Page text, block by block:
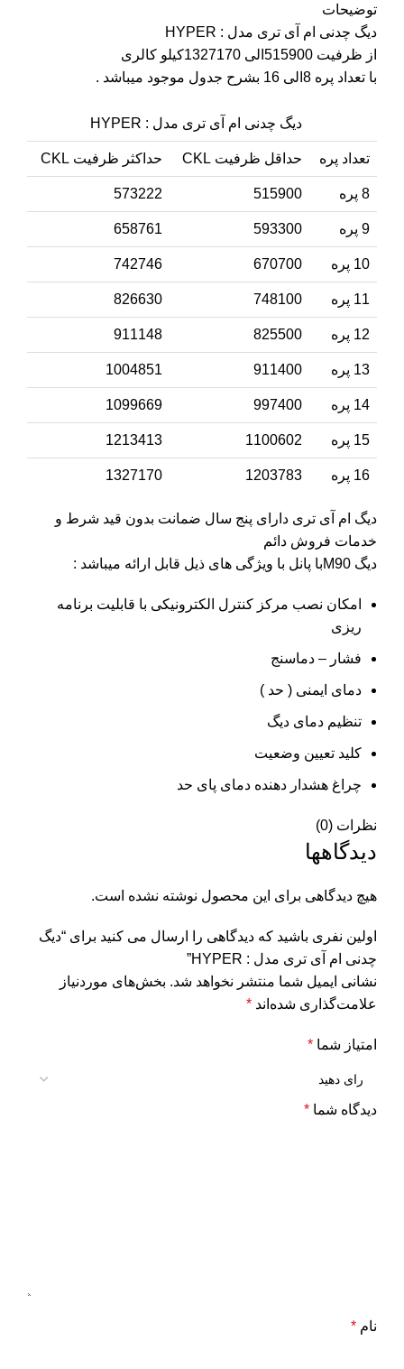
توضیحات
دیگ چدنی ام آی تری مدل : HYPER
از ظرفیت 515900الی 1327170کیلو کالری
با تعداد پره 8الی 16 بشرح جدول موجود میباشد .
دیگ چدنی ام آی تری مدل : HYPER
تعداد پره حداقل ظرفیت CKL حداکثر ظرفیت CKL
8 پره 515900
573222
9 پره 593300
658761
10 پره 670700
742746
11 پره 748100
826630
12 پره 825500
911148
13 پره 911400
1004851
14 پره 997400
1099669
15 پره 1100602
1213413
16 پره 1203783
1327170
دیگ ام آی تری دارای پنج سال ضمانت بدون قید شرط و
خدمات فروش دائم
دیگ M90با پانل با ویژگی های ذیل قابل ارائه میباشد :
امکان نصب مرکز کنترل الکترونیکی با قابلیت برنامه
ریزی
فشار – دماسنج
دمای ایمنی ( حد )
تنظیم دمای دیگ
کلید تعیین وضعیت
چراغ هشدار دهنده دمای پای حد
نظرات (0)
دیدگاهها
هیچ دیدگاهی برای این محصول نوشته نشده است.
اولین نفری باشید که دیدگاهی را ارسال می کنید برای “دیگ
چدنی ام آی تری مدل : HYPER”
نشانی ایمیل شما منتشر نخواهد شد. بخش‌های موردنیاز
علامت‌گذاری شده‌اند *
امتیاز شما *
دیدگاه شما *
نام *